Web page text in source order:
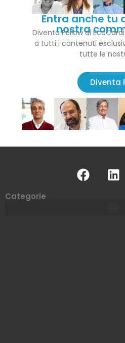
Entra anche tu
nostra
Diventa Fellow di
a tutti i contenuti
tutte le
Diventa
Categorie